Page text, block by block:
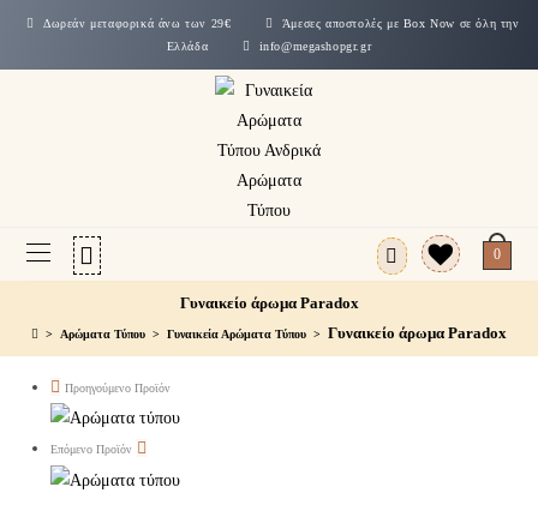
Δωρεάν μεταφορικά άνω των 29€
Άμεσες αποστολές με Box Now σε όλη την
Ελλάδα
info@megashopgr.gr
0
Γυναικείο άρωμα Paradox
> Αρώματα Τύπου > Γυναικεία Αρώματα Τύπου > Γυναικείο άρωμα Paradox
Προηγούμενο Προϊόν
Επόμενο Προϊόν